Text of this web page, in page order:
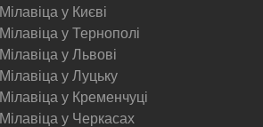
Мілавіца у Києві
Мілавіца у Тернополі
Мілавіца у Львові
Мілавіца у Луцьку
Мілавіца у Кременчуці
Мілавіца у Черкасах